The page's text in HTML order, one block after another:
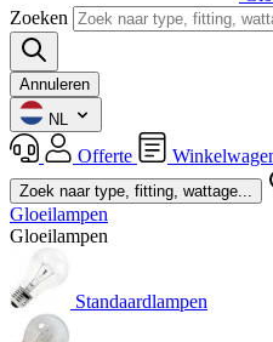
Zoeken
Annuleren
NL
Offerte
Gloeilampen
Gloeilampen
Standaardlampen